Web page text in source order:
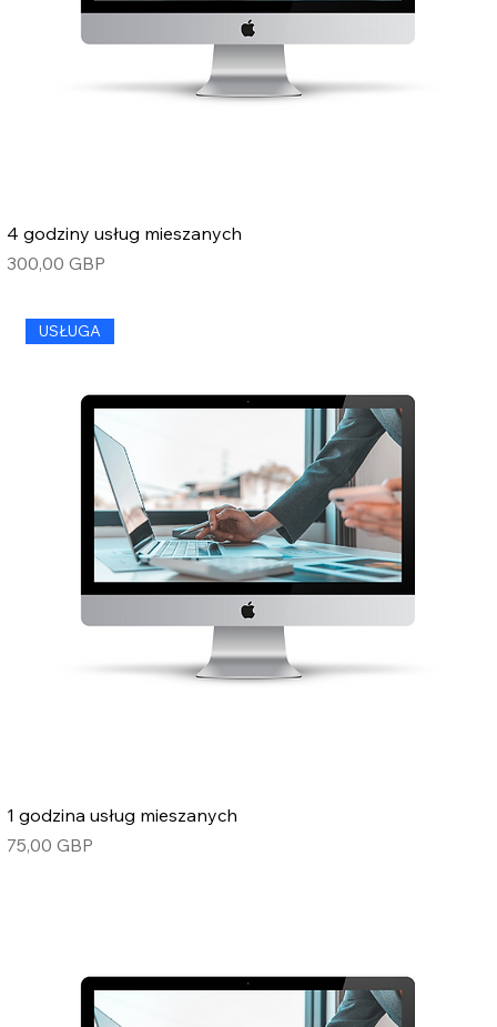
4 godziny usług mieszanych
Cena
300,00 GBP
USŁUGA
1 godzina usług mieszanych
Cena
75,00 GBP